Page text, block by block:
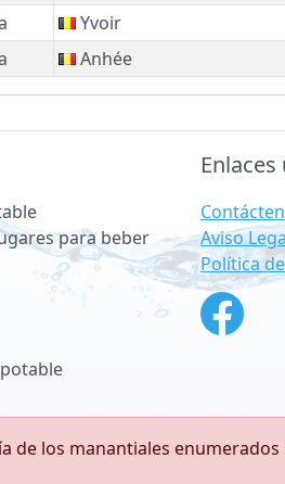
Yvoir
Anhée
para beber
Aviso
Política
de los manantiales